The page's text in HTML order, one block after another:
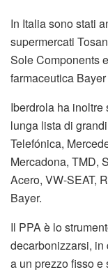
In Italia sono stati
supermercati
Sole Components
farmaceutica
Iberdrola ha
lunga lista di
Telefónica,
Mercadona, TMD,
Acero, VW-SEAT,
Bayer.
Il PPA è lo
decarbonizzarsi,
a un prezzo fisso e